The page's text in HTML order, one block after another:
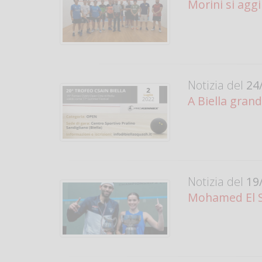
Morini si
Notizia del
A Biella
Notizia del
Mohamed El